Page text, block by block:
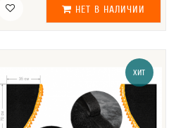
НЕТ В НАЛИЧИИ
ХИТ